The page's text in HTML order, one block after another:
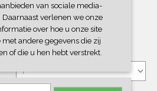
Aantal
van sociale media-
verlenen we onze
over hoe u onze site
andere gegevens die zij
of die u hen hebt verstrekt.